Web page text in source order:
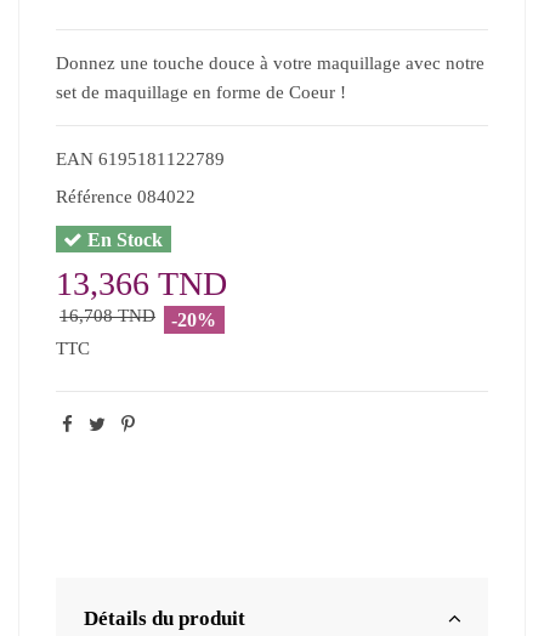
Donnez une touche douce à votre maquillage avec notre
set de maquillage en forme de Coeur !
EAN 6195181122789
Référence 084022
En Stock
13,366 TND
16,708 TND -20%
TTC
Détails du produit